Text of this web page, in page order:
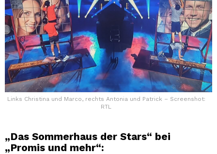
Links Christina und Marco, rechts Antonia und Patrick – Screenshot:
RTL
„Das Sommerhaus der Stars“ bei
„Promis und mehr“: